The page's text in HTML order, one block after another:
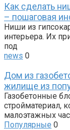
Как сделать
– пошаговая
Ниши из
интерьера. Их
под
news 0
Дом из
жилище из
Газобетонные
стройматериал,
малоэтажных
Популярные 0